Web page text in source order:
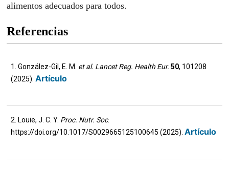
alimentos adecuados para todos.
Referencias
1. González-Gil, E. M. et al. Lancet Reg. Health Eur. 50, 101208
(2025).Artículo
2. Louie, J. C. Y. Proc. Nutr. Soc.
https://doi.org/10.1017/S0029665125100645 (2025).Artículo